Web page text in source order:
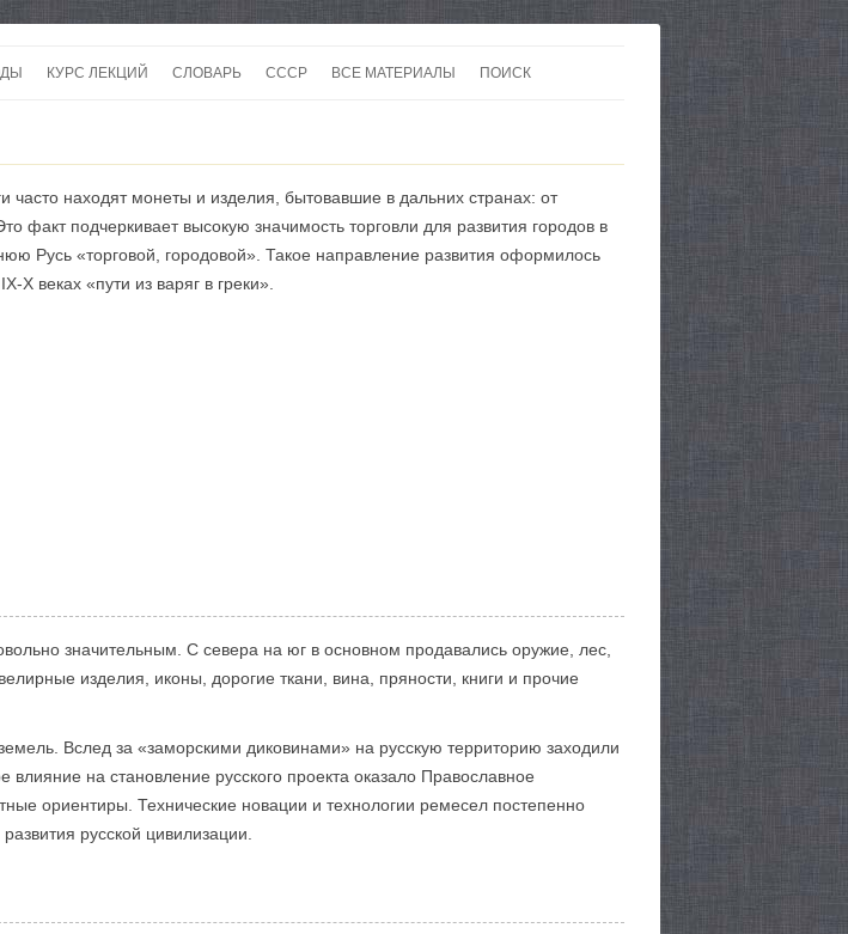
кКУРС ЛЕКЦИЙ СЛОВАРЬ СССР
ВОЙНЫ
ВСЕ МАТЕРИАЛЫ
КАРТЫ
ПОИСК
находят монеты и изделия, бытовавшие в дальних странах: от
факт подчеркивает высокую значимость торговли для развития городов в
Русь «торговой, городовой». Такое направление развития оформилось
веках «пути из варяг в греки».
значительным. С севера на юг в основном продавались оружие, лес,
изделия, иконы, дорогие ткани, вина, пряности, книги и прочие
Вслед за «заморскими диковинами» на русскую территорию заходили
на становление русского проекта оказало Православное
ориентиры. Технические новации и технологии ремесел постепенно
русской цивилизации.